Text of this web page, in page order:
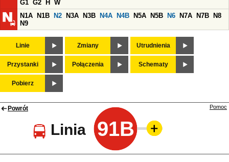
G1 G2 H
W
N1A
N1B N2 N3A N3B N4A N4B N5A N5B N6 N7A N7B
N8
N9
Linie Zmiany Utrudnienia
Przystanki Połączenia Schematy
Pobierz
Powrót
Linia 91B
Pomoc